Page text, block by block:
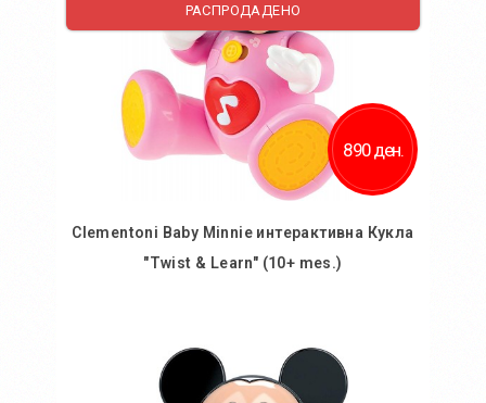
РАСПРОДАДЕНО
890 ден.
Clementoni Baby Minnie интерактивна Кукла
"Twist & Learn" (10+ mes.)
Додај во желби